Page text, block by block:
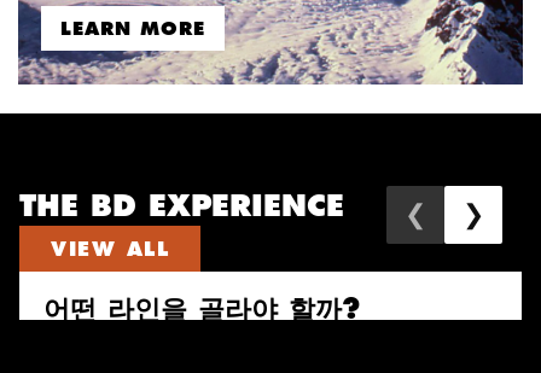
LEARN MORE
THE BD EXPERIENCE
VIEW ALL
❮ ❯
어떤 라인을 골라야 할까?